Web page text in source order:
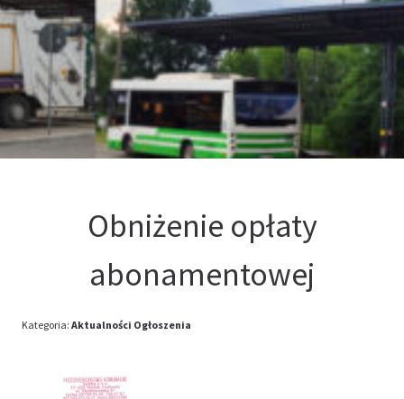
Kontakt
Oferta
Obniżenie opłaty
abonamentowej
Kategoria: Aktualności Ogłoszenia